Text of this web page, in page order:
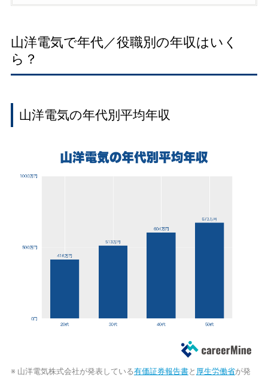
山洋電気で年代／役職別の年収はいく
ら？
山洋電気の年代別平均年収
※ 山洋電気株式会社が発表している有価証券報告書と 厚生労働省が発